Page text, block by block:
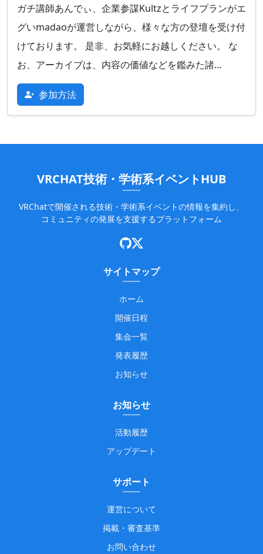
ガチ講師あんでぃ、企業参謀Kultzとライフプランがエ
グいmadaoが運営しながら、様々な方の登壇を受け付
けております。 是非、お気軽にお越しください。 な
お、アーカイブは、内容の価値などを鑑みた諸…
参加方法
VRCHAT技術・学術系イベントHUB
VRChatで開催される技術・学術系イベントの情報を集約し、
コミュニティの発展を支援するプラットフォーム
サイトマップ
ホーム
開催日程
集会一覧
発表履歴
お知らせ
お知らせ
活動履歴
アップデート
サポート
運営について
掲載・審査基準
お問い合わせ